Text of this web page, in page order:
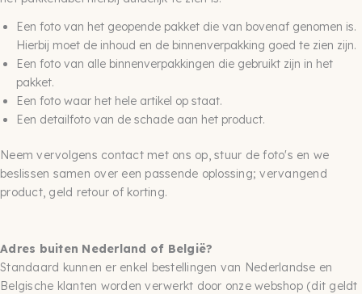
Een foto van het geopende pakket die van bovenaf genomen is.
Hierbij moet de inhoud en de binnenverpakking goed te zien zijn.
Een foto van alle binnenverpakkingen die gebruikt zijn in het
pakket.
Een foto waar het hele artikel op staat.
Een detailfoto van de schade aan het product.
Neem vervolgens contact met ons op, stuur de foto's en we
beslissen samen over een passende oplossing; vervangend
product, geld retour of korting.
Adres buiten Nederland of België?
Standaard kunnen er enkel bestellingen van Nederlandse en
Belgische klanten worden verwerkt door onze webshop (dit geldt